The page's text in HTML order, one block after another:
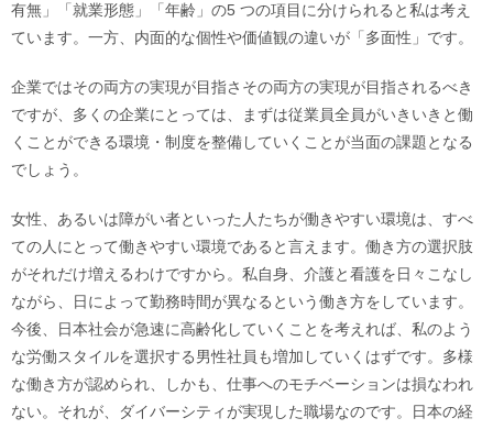
有無」「就業形態」「年齢」の5 つの項目に分けられると私は考え
ています。一方、内面的な個性や価値観の違いが「多面性」です。
企業ではその両方の実現が目指さその両方の実現が目指されるべき
ですが、多くの企業にとっては、まずは従業員全員がいきいきと働
くことができる環境・制度を整備していくことが当面の課題となる
でしょう。
女性、あるいは障がい者といった人たちが働きやすい環境は、すべ
ての人にとって働きやすい環境であると言えます。働き方の選択肢
がそれだけ増えるわけですから。私自身、介護と看護を日々こなし
ながら、日によって勤務時間が異なるという働き方をしています。
今後、日本社会が急速に高齢化していくことを考えれば、私のよう
な労働スタイルを選択する男性社員も増加していくはずです。多様
な働き方が認められ、しかも、仕事へのモチベーションは損なわれ
ない。それが、ダイバーシティが実現した職場なのです。日本の経